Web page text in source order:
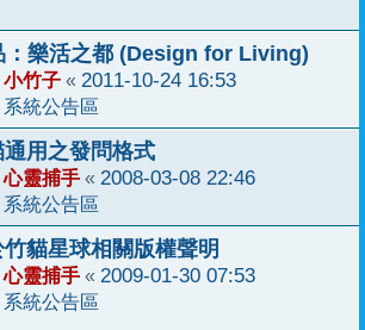
：樂活之都 (Design for Living)
小竹子 « 2011-10-24 16:53
系統公告區
用之發問格式
心靈捕手 « 2008-03-08 22:46
系統公告區
貓星球相關版權聲明
心靈捕手 « 2009-01-30 07:53
系統公告區